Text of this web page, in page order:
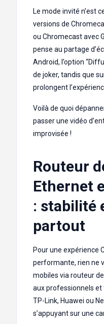
Le mode invité n’est
versions de
ou Chromecast avec
pense au partage
Android, l’option
de joker, tandis que
prolongent
Voilà de quoi
passer une vidéo
improvisée !
Routeur
Ethernet
: stabilité
partout
Pour une expérience
performante, rien ne
mobiles via routeur
aux professionnels et
TP-Link, Huawei ou
s’appuyant sur une